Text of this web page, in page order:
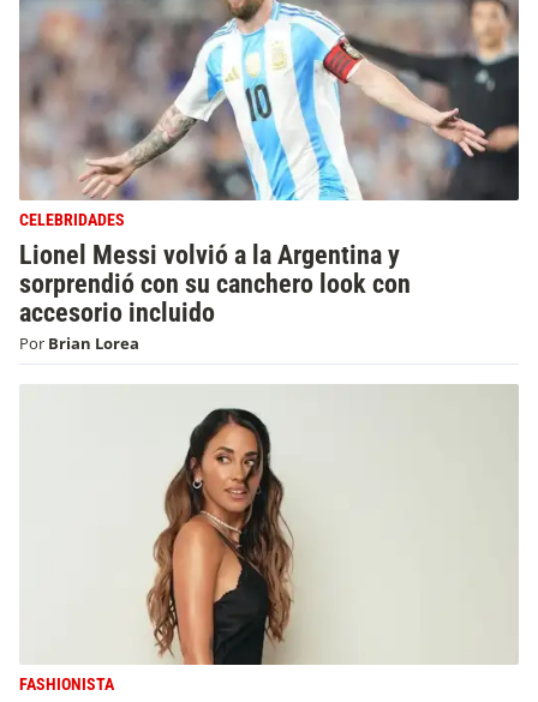
CELEBRIDADES
Lionel Messi volvió a la Argentina y
sorprendió con su canchero look con
accesorio incluido
Por Brian Lorea
FASHIONISTA